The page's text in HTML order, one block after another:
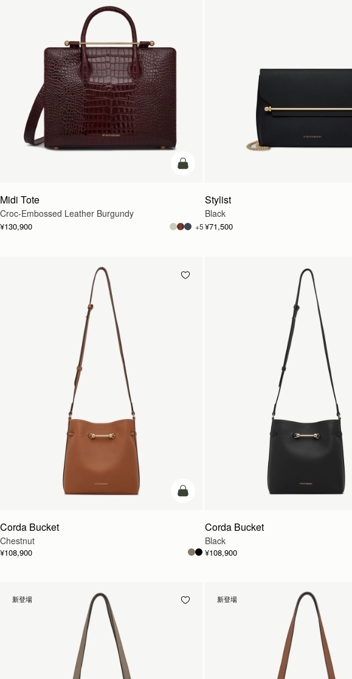
カートに追加
Midi Tote
Croc-Embossed Leather Burgundy
¥130,900 +5
Stylist
Black
¥71,500
カートに追加
Corda Bucket
Chestnut
¥108,900
Corda Bucket
Black
¥108,900
新登場 新登場